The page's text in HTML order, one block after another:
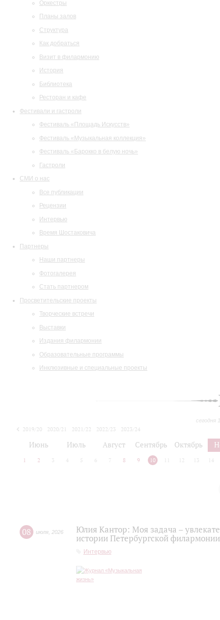
Оркестры
Планы залов
Структура
Как добраться
Визит в филармонию
История
Библиотека
Ресторан и кафе
Фестивали и гастроли
Фестиваль «Площадь Искусств»
Фестиваль «Музыкальная коллекция»
Фестиваль «Барокко в белую ночь»
Гастроли
СМИ о нас
Все публикации
Рецензии
Интервью
Время Шостаковича
Партнеры
Наши партнеры
Фотогалерея
Стать партнером
Просветительские проекты
Творческие встречи
Выставки
Издания филармонии
Образовательные программы
Инклюзивные и специальные проекты
сегодня
2019/20 2020/21 2021/22 2022/23
2023/24
Июнь Июль Август Сентябрь Октябрь
1 2 3 4 5 6 7 8 9 10 12 13 14
08 июля 2026
Юлия Кантор: Моя задача –
истории Петербургской
Интервью